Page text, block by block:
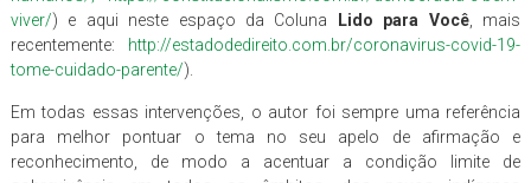
viver/) e aqui neste espaço da Coluna Lido para Você, mais
recentemente: http://estadodedireito.com.br/coronavirus-covid-19-
tome-cuidado-parente/).
Em todas essas intervenções, o autor foi sempre uma referência
para melhor pontuar o tema no seu apelo de afirmação e
reconhecimento, de modo a acentuar a condição limite de